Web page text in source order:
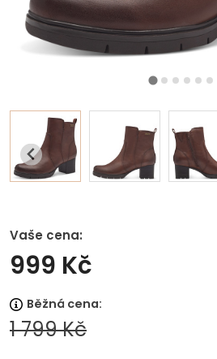
Vaše cena:
999 Kč
Běžná cena:
1 799 Kč